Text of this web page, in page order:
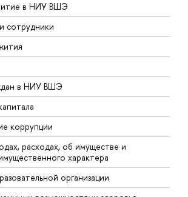
в НИУ ВШЭ
сотрудники
в НИУ ВШЭ
коррупции
расходах, об имуществе и
характера
организации